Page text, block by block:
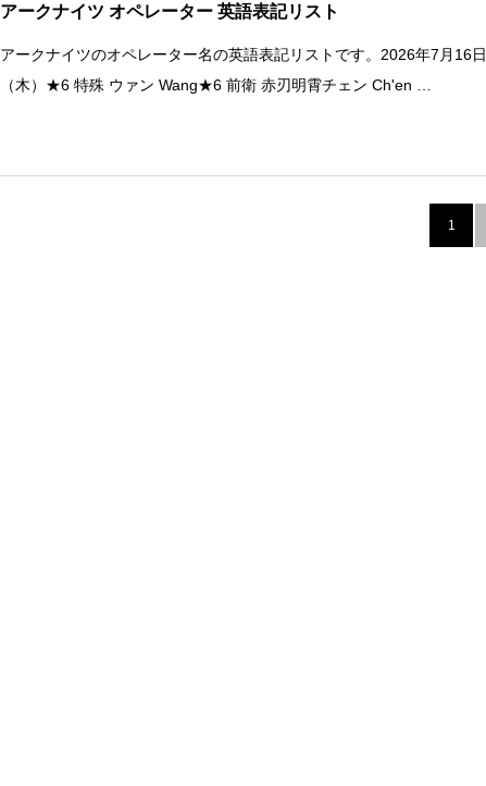
アークナイツ オペレーター 英語表記リスト
アークナイツのオペレーター名の英語表記リストです。2026年7月16日
（木）★6 特殊 ウァン Wang★6 前衛 赤刃明霄チェン Ch'en …
1